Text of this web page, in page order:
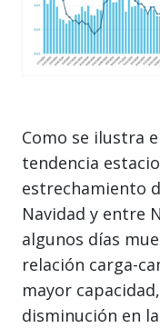
Como se ilustra
tendencia
estrechamiento
Navidad y entre
algunos días
relación carga-
mayor
disminución en